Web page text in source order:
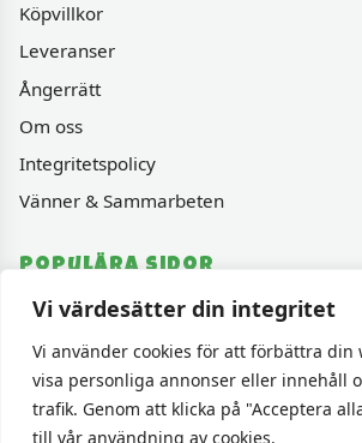
Vi värdesätter din integritet
Vi använder cookies för att förbättra din
visa personliga annonser eller innehåll
trafik. Genom att klicka på "Acceptera
till vår användning av cookies.
Köpvillkor
Leveranser
Ångerrätt
Om oss
Integritetspolicy
Vänner & Sammarbeten
Populära sidor
Varumärken
Fyndhörnan
1000 bitars pussel
Sällskapspel